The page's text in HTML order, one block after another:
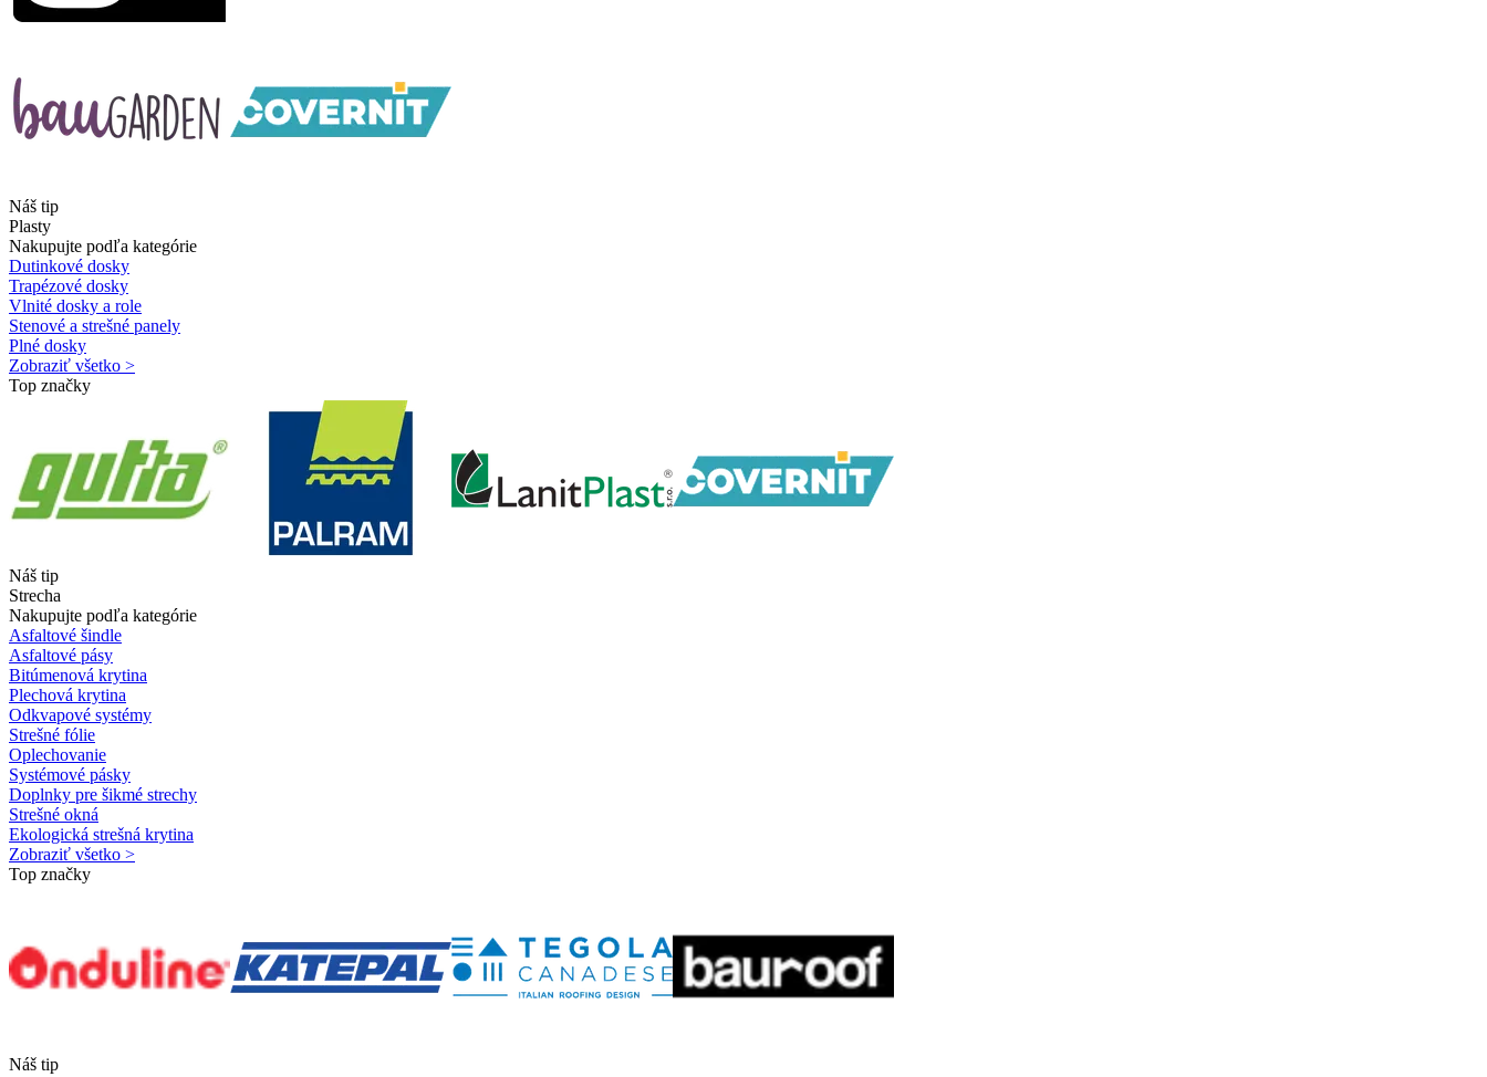
Náš tip
Plasty
Nakupujte podľa kategórie
Dutinkové dosky
Trapézové dosky
Vlnité dosky a role
Stenové a strešné panely
Plné dosky
Zobraziť všetko >
Top značky
Náš tip
Strecha
Nakupujte podľa kategórie
Asfaltové šindle
Asfaltové pásy
Bitúmenová krytina
Plechová krytina
Odkvapové systémy
Strešné fólie
Oplechovanie
Systémové pásky
Doplnky pre šikmé strechy
Strešné okná
Ekologická strešná krytina
Zobraziť všetko >
Top značky
Náš tip